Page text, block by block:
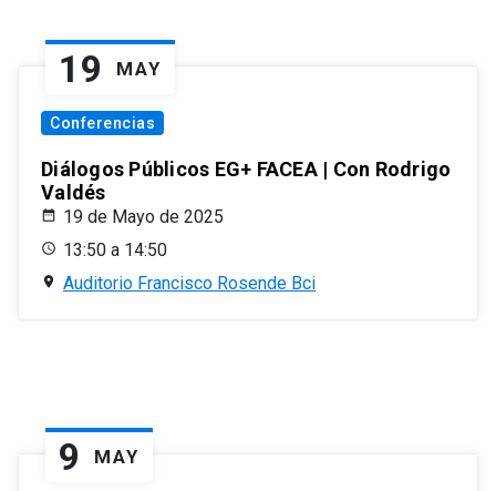
19 MAY
Conferencias
Diálogos Públicos EG+ FACEA | Con Rodrigo
Valdés
19 de Mayo de 2025
13:50 a 14:50
Auditorio Francisco Rosende Bci
9 MAY